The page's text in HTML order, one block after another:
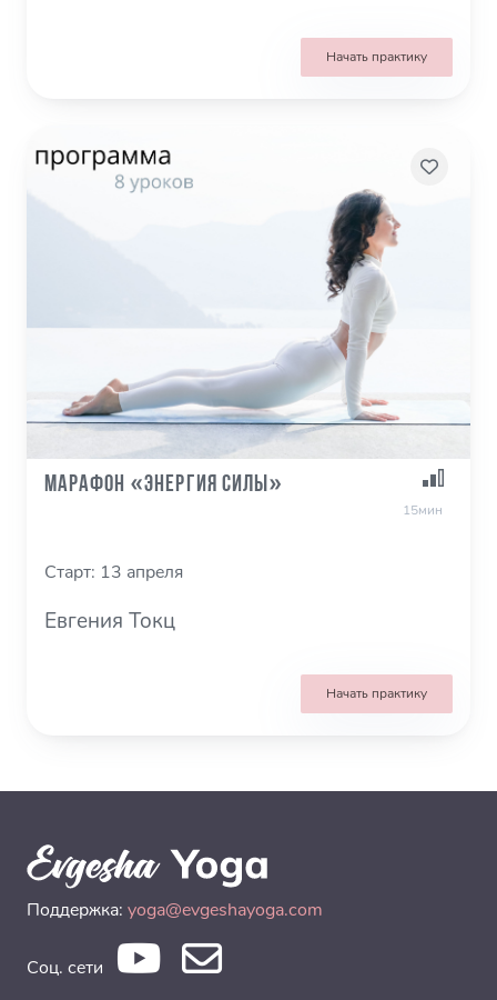
Начать практику
Марафон «Энергия силы»
15мин
Старт: 13 апреля
Евгения Токц
Начать практику
Поддержка: yoga@evgeshayoga.com
Соц. сети